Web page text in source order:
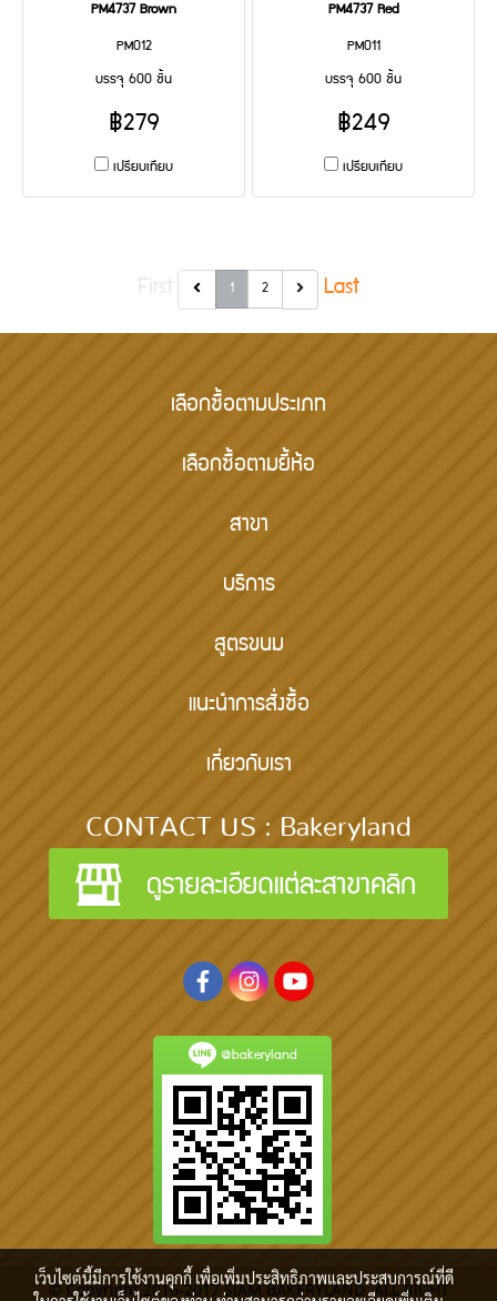
PM4737 Brown
PM012
บรรจุ 600 ชิ้น
฿279
เปรียบเทียบ
PM4737 Red
PM011
บรรจุ 600 ชิ้น
฿249
เปรียบเทียบ
1 2 Last
เลือกซื้อตามประเภท
เลือกซื้อตามยี้ห้อ
สาขา
บริการ
สูตรขนม
แนะนำการสั่งซื้อ
เกี่ยวกับเรา
CONTACT US : Bakeryland
@bakeryland
© Copyright 2016-2017 SIAM BAKERYLAND. ALL RIGHT
เว็บไซต์นี้มีการใช้งานคุกกี้ เพื่อเพิ่มประสิทธิภาพและประสบการณ์ที่ดี